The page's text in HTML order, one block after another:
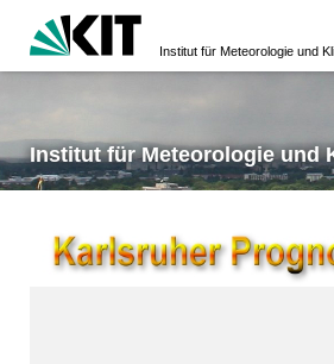
Institut für Meteorologie und
Institut für Meteorologie und